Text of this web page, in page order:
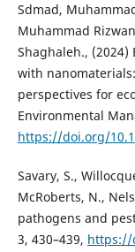
Sdmad,
Muhammad
Shaghaleh.,
with
perspectives for
Environmental
https://doi.org/
Savary, S.,
McRoberts, N.,
pathogens and
3, 430–439, https://